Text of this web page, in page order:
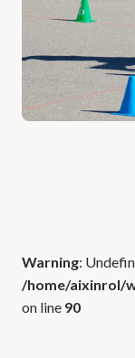
Warning:
/home/aixinrol/
on line 90